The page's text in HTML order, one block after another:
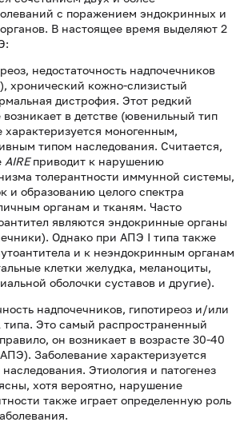
с поражением эндокринных и
В настоящее время выделяют 2
недостаточность надпочечников
хронический кожно-слизистый
дистрофия. Этот редкий
в детстве (ювенильный тип
моногенным,
типом наследования. Считается,
AIREприводит к нарушению
толерантности иммунной системы,
и образованию целого спектра
органам и тканям. Часто
являются эндокринные органы
Однако при АПЭ I типа также
и к неэндокринным органам
клетки желудка, меланоциты,
оболочки суставов и другие).
надпочечников, гипотиреоз и/или
типа. Это самый распространенный
он возникает в возрасте 30-40
Заболевание характеризуется
Этиология и патогенез
хотя вероятно, нарушение
также играет определенную роль